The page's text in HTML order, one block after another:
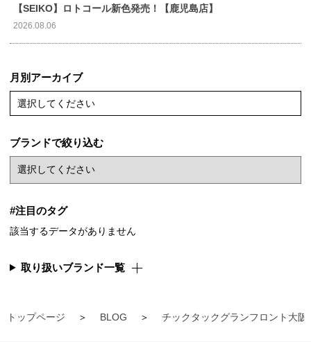
トップページ BLOG チックタックグランフロント大阪
【SEIKO】ロトコール新色発売！【鹿児島店】
2026.08.06
月別アーカイブ
選択してください
ブランドで絞り込む
#注目のタグ
該当するデータがありません
取り扱いブランド一覧